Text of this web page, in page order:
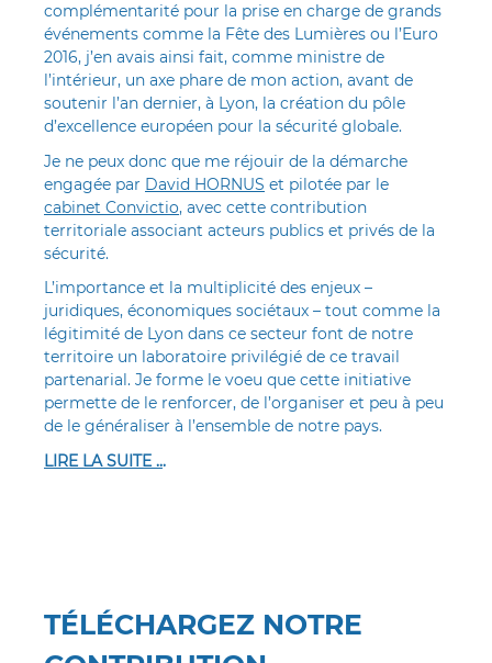
complémentarité pour la prise en charge de grands
événements comme la Fête des Lumières ou l’Euro
2016, j’en avais ainsi fait, comme ministre de
l’intérieur, un axe phare de mon action, avant de
soutenir l’an dernier, à Lyon, la création du pôle
d’excellence européen pour la sécurité globale.
Je ne peux donc que me réjouir de la démarche
engagée par David HORNUS et pilotée par le
cabinet Convictio, avec cette contribution
territoriale associant acteurs publics et privés de la
sécurité.
L’importance et la multiplicité des enjeux –
juridiques, économiques sociétaux – tout comme la
légitimité de Lyon dans ce secteur font de notre
territoire un laboratoire privilégié de ce travail
partenarial. Je forme le voeu que cette initiative
permette de le renforcer, de l’organiser et peu à peu
de le généraliser à l’ensemble de notre pays.
LIRE LA SUITE ...
TÉLÉCHARGEZ NOTRE